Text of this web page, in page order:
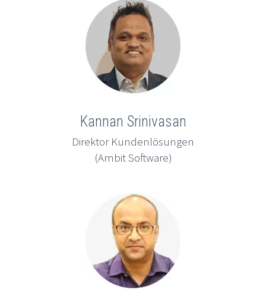
Kannan Srinivasan
Direktor Kundenlösungen
(Ambit Software)